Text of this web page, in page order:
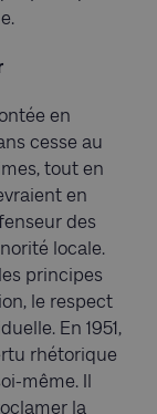
en
cesse au
tout en
en
des
locale.
principes
le respect
En 1951,
rhétorique
même. Il
la